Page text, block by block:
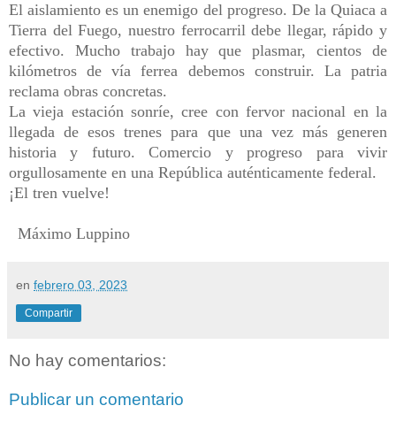
El aislamiento es un enemigo del progreso. De la Quiaca a
Tierra del Fuego, nuestro ferrocarril debe llegar, rápido y
efectivo. Mucho trabajo hay que plasmar, cientos de
kilómetros de vía ferrea debemos construir. La patria
reclama obras concretas.
La vieja estación sonríe, cree con fervor nacional en la
llegada de esos trenes para que una vez más generen
historia y futuro. Comercio y progreso para vivir
orgullosamente en una República auténticamente federal.
¡El tren vuelve!
Máximo Luppino
en febrero 03, 2023
Compartir
No hay comentarios:
Publicar un comentario